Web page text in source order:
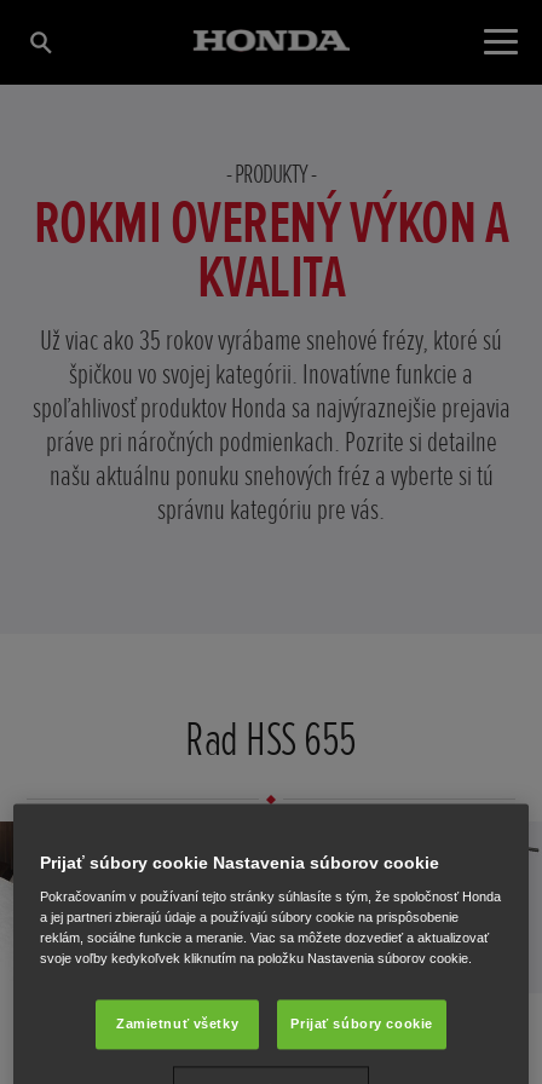
PRODUKTY
ROKMI OVERENÝ VÝKON A
KVALITA
Už viac ako 35 rokov vyrábame snehové frézy, ktoré sú
špičkou vo svojej kategórii. Inovatívne funkcie a
spoľahlivosť produktov Honda sa najvýraznejšie prejavia
práve pri náročných podmienkach. Pozrite si detailne
našu aktuálnu ponuku snehových fréz a vyberte si tú
správnu kategóriu pre vás.
Rad HSS 655
Jednoduché dvojstupňové frézy poskytujú solídny výkon a
poradia si aj s väčším množstvom snehu. Určené na domáce
Prijať súbory cookie Nastavenia súborov cookie
Pokračovaním v používaní tejto stránky súhlasíte s tým, že spoločnosť Honda
a jej partneri zbierajú údaje a používajú súbory cookie na prispôsobenie
reklám, sociálne funkcie a meranie. Viac sa môžete dozvedieť a aktualizovať
svoje voľby kedykoľvek kliknutím na položku Nastavenia súborov cookie.
Zamietnuť všetky Prijať súbory cookie